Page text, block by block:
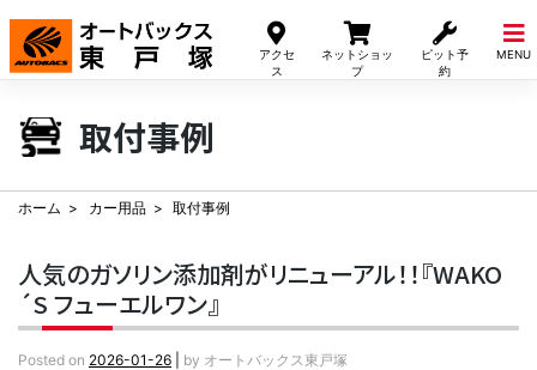
アクセ
ス
ネットショッ
プ
ピット予
約
MENU
Skip
content
取付事例
ホーム カー用品 取付事例
人気のガソリン添加剤がリニューアル！！『WAKO
´S フューエルワン』
Posted on 2026-01-26 by オートバックス東戸塚